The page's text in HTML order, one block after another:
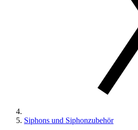
Siphons und Siphonzubehör